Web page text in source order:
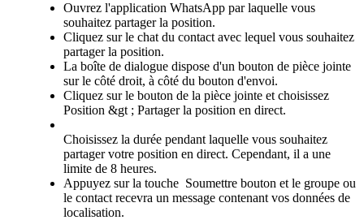
Ouvrez l'application WhatsApp par laquelle vous
souhaitez partager la position.
Cliquez sur le chat du contact avec lequel vous souhaitez
partager la position.
La boîte de dialogue dispose d'un bouton de pièce jointe
sur le côté droit, à côté du bouton d'envoi.
Cliquez sur le bouton de la pièce jointe et choisissez
Position &gt ; Partager la position en direct.
Choisissez la durée pendant laquelle vous souhaitez
partager votre position en direct. Cependant, il a une
limite de 8 heures.
Appuyez sur la touche Soumettre bouton et le groupe ou
le contact recevra un message contenant vos données de
localisation.